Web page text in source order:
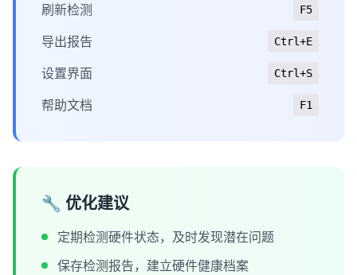
刷新检测 F5
导出报告 Ctrl+E
设置界面 Ctrl+S
帮助文档 F1
🔧 优化建议
定期检测硬件状态，及时发现潜在问题
保存检测报告，建立硬件健康档案